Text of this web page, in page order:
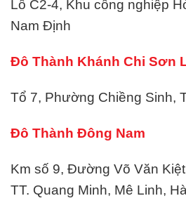
Lô C2-4, Khu công nghiệp
Nam Định
Đô Thành Khánh Chi Sơn
Tổ 7, Phường Chiềng Sinh,
Đô Thành Đông Nam
Km số 9, Đường Võ Văn
TT. Quang Minh, Mê Linh,